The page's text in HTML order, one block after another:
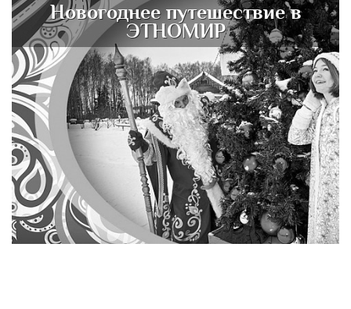
Новогоднее путешествие в
ЭТНОМИР